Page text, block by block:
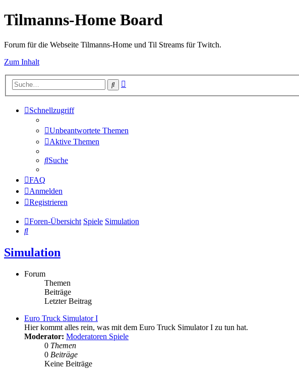
Tilmanns-Home Board
Forum für die Webseite Tilmanns-Home und Til Streams für Twitch.
Zum Inhalt
Suche
Schnellzugriff
Unbeantwortete Themen
Aktive Themen
Suche
FAQ
Anmelden
Registrieren
Foren-Übersicht Spiele Simulation
Suche
Simulation
Forum
Themen
Beiträge
Letzter Beitrag
Euro Truck Simulator I
Hier kommt alles rein, was mit dem Euro Truck Simulator I zu tun hat.
Moderator: Moderatoren Spiele
0 Themen
0 Beiträge
Keine Beiträge